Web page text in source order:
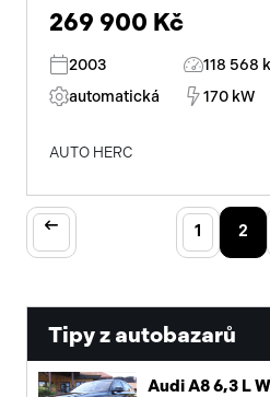
269 900 Kč
2003 118 568
automatická
170 kW
AUTO HERC
1 2
Tipy z autobazarů
Audi A8 6,3 L